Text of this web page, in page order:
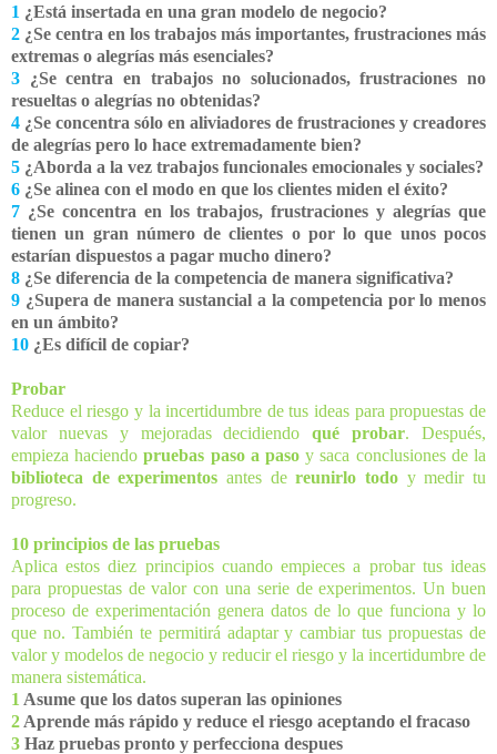
1 ¿Está insertada en una gran modelo de negocio?
2 ¿Se centra en los trabajos más importantes, frustraciones más
extremas o alegrías más esenciales?
3 ¿Se centra en trabajos no solucionados, frustraciones no
resueltas o alegrías no obtenidas?
4 ¿Se concentra sólo en aliviadores de frustraciones y creadores
de alegrías pero lo hace extremadamente bien?
5 ¿Aborda a la vez trabajos funcionales emocionales y sociales?
6 ¿Se alinea con el modo en que los clientes miden el éxito?
7 ¿Se concentra en los trabajos, frustraciones y alegrías que
tienen un gran número de clientes o por lo que unos pocos
estarían dispuestos a pagar mucho dinero?
8 ¿Se diferencia de la competencia de manera significativa?
9 ¿Supera de manera sustancial a la competencia por lo menos
en un ámbito?
10 ¿Es difícil de copiar?
Probar
Reduce el riesgo y la incertidumbre de tus ideas para propuestas de
valor nuevas y mejoradas decidiendoqué probar. Después,
empieza haciendopruebas paso a paso y saca conclusiones de la
biblioteca de experimentos antes dereunirlo todo y medir tu
progreso.
10 principios de las pruebas
Aplica estos diez principios cuando empieces a probar tus ideas
para propuestas de valor con una serie de experimentos. Un buen
proceso de experimentación genera datos de lo que funciona y lo
que no. También te permitirá adaptar y cambiar tus propuestas de
valor y modelos de negocio y reducir el riesgo y la incertidumbre de
manera sistemática.
1 Asume que los datos superan las opiniones
2 Aprende más rápido y reduce el riesgo aceptando el fracaso
3 Haz pruebas pronto y perfecciona despues